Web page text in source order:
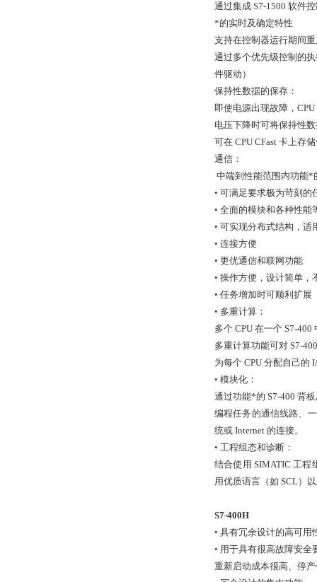
通过集成 S7-1500 软件
*的实时及确定特性
支持在控制器运行期间重
通过多个优先级控制的
件驱动）
保持性数据的保存：
即使电源出现故障，
电压下降时可将保持性
可在 CPU CFast 卡上存
通信：
中端到性能范围内功能*
• 可满足要求极为苛刻的
• 全面的模块和各种性能
• 可实现分布式结构，适
• 连接方便
• 更优通信和联网功能
• 操作方便，设计简单，
• 任务增加时可顺利扩展
• 多重计算：
多个 CPU 在一个 S7-
多重计算功能可对 S7-
为每个 CPU 分配自己的
• 模块化：
通过功能*的 S7-400 背
编程任务的通信线路、
统或 Internet 的连接。
• 工程组态和诊断：
结合使用 SIMATIC 工程
用优质语言（如 SCL）
S7-400H
• 具有冗余设计的高可用
• 用于具有很高故障安全
重新启动成本很高、停